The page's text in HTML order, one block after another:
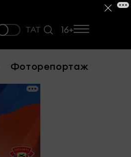
ТАТ 16+
Фоторепортаж